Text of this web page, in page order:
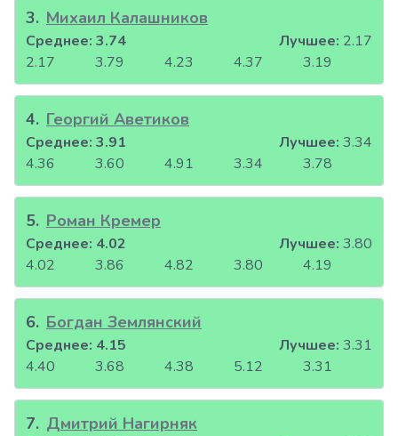
3. Михаил Калашников
2.17 3.79 4.23 4.37 3.19
Среднее: 3.74 Лучшее: 2.17
4. Георгий Аветиков
4.36 3.60 4.91 3.34 3.78
Среднее: 3.91 Лучшее: 3.34
5. Роман Кремер
4.02 3.86 4.82 3.80 4.19
Среднее: 4.02 Лучшее: 3.80
6. Богдан Землянский
4.40 3.68 4.38 5.12 3.31
Среднее: 4.15 Лучшее: 3.31
7. Дмитрий Нагирняк